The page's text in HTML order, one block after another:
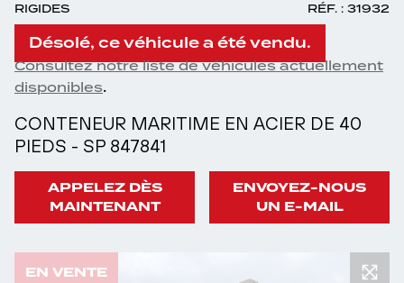
RIGIDES RÉF. : 31932
Désolé, ce véhicule a été vendu.
Consultez notre liste de véhicules actuellement
disponibles.
CONTENEUR MARITIME EN ACIER DE 40
PIEDS - SP 847841
APPELEZ DÈS
MAINTENANT
ENVOYEZ-NOUS
UN E-MAIL
EN VENTE